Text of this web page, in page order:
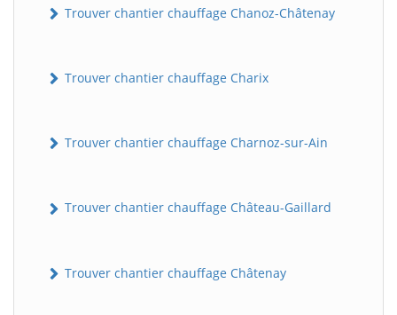
Trouver chantier chauffage Chanoz-Châtenay
Trouver chantier chauffage Charix
Trouver chantier chauffage Charnoz-sur-Ain
Trouver chantier chauffage Château-Gaillard
Trouver chantier chauffage Châtenay